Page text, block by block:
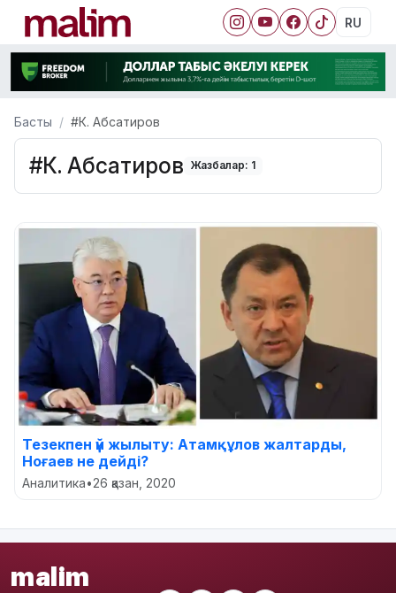
RU
Басты #К. Абсатиров
#К. Абсатиров Жазбалар: 1
Тезекпен үй жылыту: Атамқұлов жалтарды,
Ноғаев не дейді?
Аналитика•26 қазан, 2020
malim